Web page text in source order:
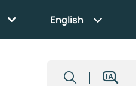
English